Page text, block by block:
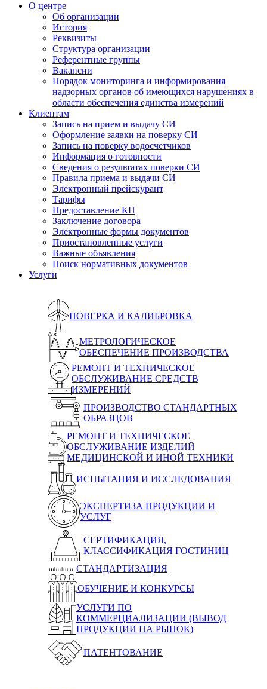
О центре
Об организации
История
Реквизиты
Структура организации
Референтные группы
Вакансии
Порядок мониторинга и информирования
надзорных органов об имеющихся нарушениях в
области обеспечения единства измерений
Клиентам
Запись на прием и выдачу СИ
Оформление заявки на поверку СИ
Запись на поверку водосчетчиков
Информация о готовности
Сведения о результатах поверки СИ
Правила приема и выдачи СИ
Электронный прейскурант
Тарифы
Предоставление КП
Заключение договора
Электронные формы документов
Приостановленные услуги
Важные объявления
Поиск нормативных документов
Услуги
ПОВЕРКА И КАЛИБРОВКА
МЕТРОЛОГИЧЕСКОЕ
ОБЕСПЕЧЕНИЕ ПРОИЗВОДСТВА
РЕМОНТ И ТЕХНИЧЕСКОЕ
ОБСЛУЖИВАНИЕ СРЕДСТВ
ИЗМЕРЕНИЙ
ПРОИЗВОДСТВО СТАНДАРТНЫХ
ОБРАЗЦОВ
РЕМОНТ И ТЕХНИЧЕСКОЕ
ОБСЛУЖИВАНИЕ ИЗДЕЛИЙ
МЕДИЦИНСКОЙ И ИНОЙ ТЕХНИКИ
ИСПЫТАНИЯ И ИССЛЕДОВАНИЯ
ЭКСПЕРТИЗА ПРОДУКЦИИ И
УСЛУГ
СЕРТИФИКАЦИЯ,
КЛАССИФИКАЦИЯ ГОСТИНИЦ
СТАНДАРТИЗАЦИЯ
ОБУЧЕНИЕ И КОНКУРСЫ
УСЛУГИ ПО
КОММЕРЦИАЛИЗАЦИИ (ВЫВОД
ПРОДУКЦИИ НА РЫНОК)
ПАТЕНТОВАНИЕ